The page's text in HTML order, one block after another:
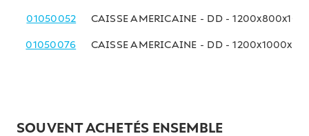
01050052 CAISSE AMERICAINE - DD -
01050076 CAISSE AMERICAINE - DD -
SOUVENT ACHETÉS ENSEMBLE